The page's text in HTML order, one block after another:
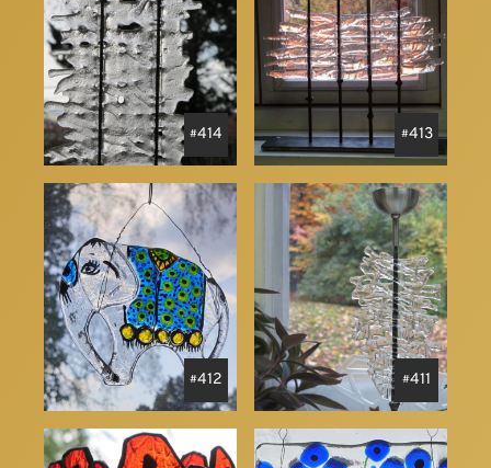
414 413
412 411